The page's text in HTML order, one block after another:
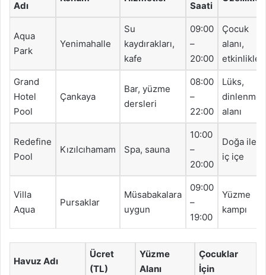
Adı
Saati
Aqua
Park
Yenimahalle
Su
kaydırakları,
kafe
09:00
–
20:00
Çocuk
alanı,
etkinlikler
Grand
Hotel
Pool
Çankaya
Bar, yüzme
dersleri
08:00
–
22:00
Lüks,
dinlenme
alanı
Redefine
Pool
Kızılcıhamam Spa, sauna
10:00
–
20:00
Doğa ile
iç içe
Villa
Aqua
Pursaklar
Müsabakalara
uygun
09:00
–
19:00
Yüzme
kampı
Havuz Adı
Ücret
(TL)
Yüzme
Alanı
Çocuklar
İçin